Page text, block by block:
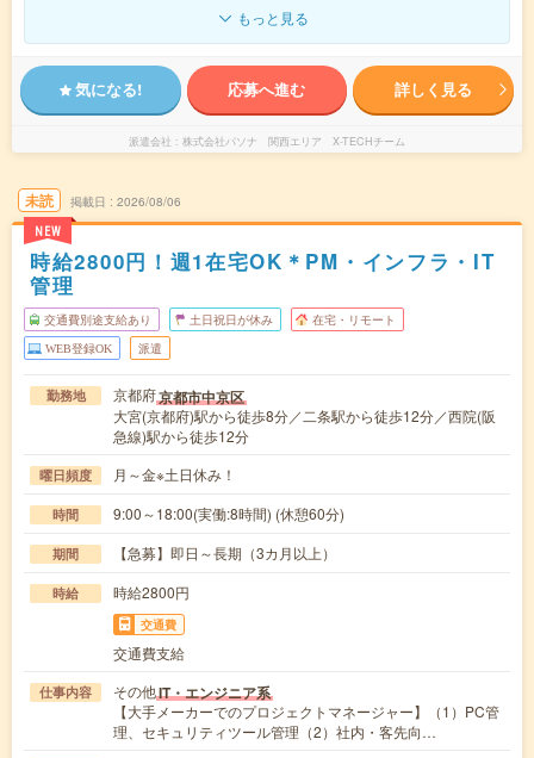
もっと見る
気になる! 応募へ進む 詳しく見る
派遣会社 株式会社パソナ 関西エリア X-TECHチーム
未読
NEW
掲載日 2026/08/06
時給2800円！週1在宅OK＊PM・インフラ・IT
管理
交通費別途支給あり 土日祝日が休み 在宅・リモート
WEB登録OK 派遣
勤務地 京都府京都市中京区
大宮(京都府)駅から徒歩8分／二条駅から徒歩12分／西院(阪
急線)駅から徒歩12分
曜日頻度 月～金※土日休み！
時間 9:00～18:00(実働:8時間) (休憩60分)
期間 【急募】即日～長期（3カ月以上）
時給 時給2800円
交通費
交通費支給
仕事内容 その他IT・エンジニア系
【大手メーカーでのプロジェクトマネージャー】（1）PC管
理、セキュリティツール管理（2）社内・客先向…